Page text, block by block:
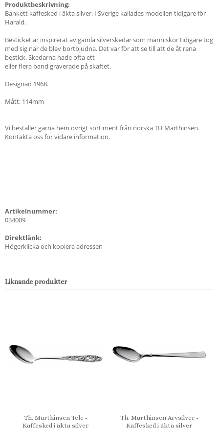
Produktbeskrivning:
Bankett kaffesked i äkta silver. I Sverige kallades modellen tidigare för
Harald.
Besticket är inspirerat av gamla silverskedar som människor tidigare tog
med sig när de blev bortbjudna. Det var för att se till att de åt rena
bestick. Skedarna hade ofta ett
eller flera band graverade på skaftet.
Designad 1968.
Mått: 114mm
Vi beställer gärna hem övrigt sortiment från norska TH Marthinsen.
Kontakta oss för vidare information.
Artikelnummer:
034009
Direktlänk:
Högerklicka och kopiera adressen
Liknande produkter
Th. Marthinsen Tele -
Kaffesked i äkta silver
Th. Marthinsen Arvsilver -
Kaffesked i äkta silver